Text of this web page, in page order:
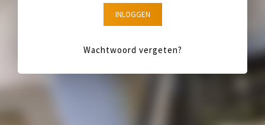
INLOGGEN
Wachtwoord vergeten?